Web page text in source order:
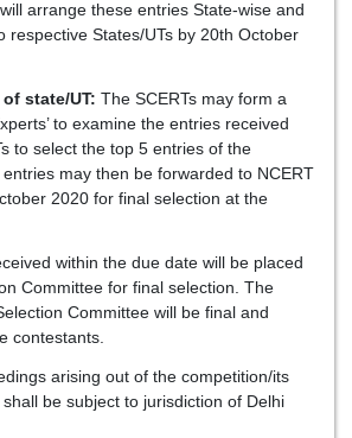
arrange these entries State-wise and
respective States/UTs by 20th October
of state/UT: The SCERTs may form a
to examine the entries received
to select the top 5 entries of the
may then be forwarded to NCERT
2020 for final selection at the
within the due date will be placed
Committee for final selection. The
Committee will be final and
contestants.
arising out of the competition/its
be subject to jurisdiction of Delhi